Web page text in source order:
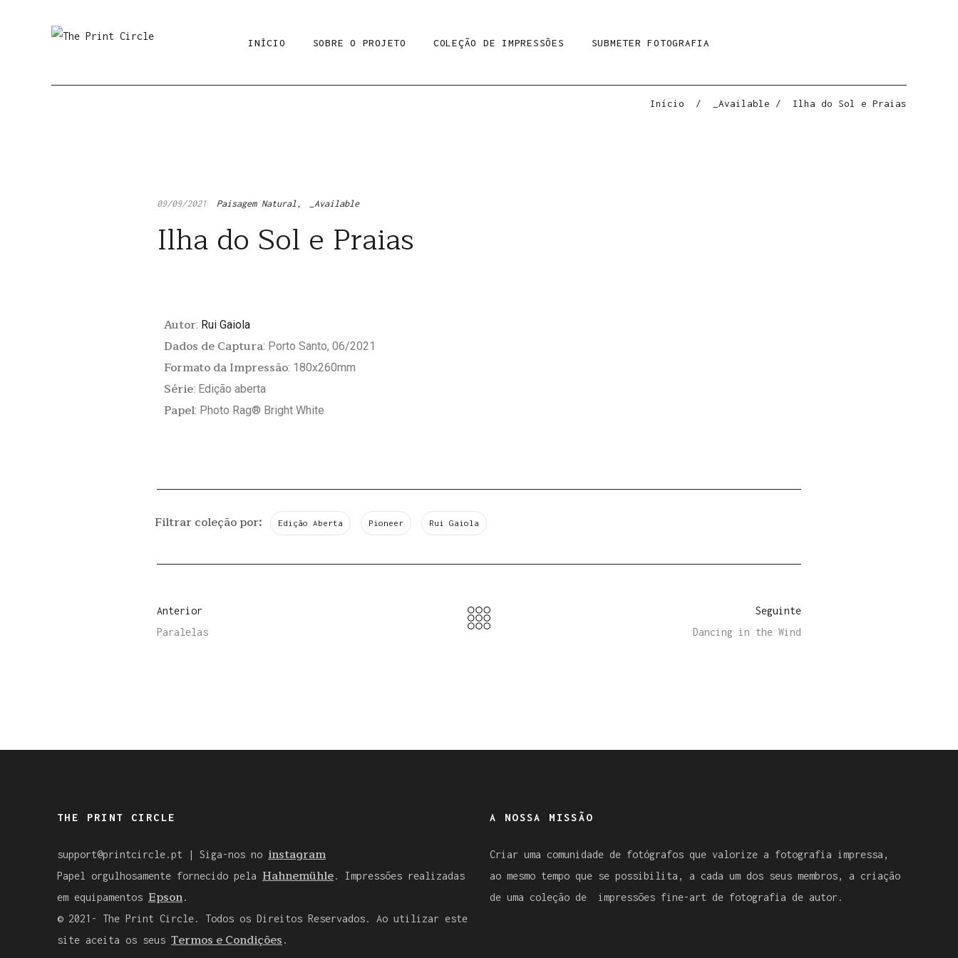
INÍCIO SOBRE O PROJETO COLEÇÃO DE IMPRESSÕES SUBMETER FOTOGRAFIA
Início / _Available / Ilha do Sol e Praias
09/09/2021 Paisagem Natural _Available
Ilha do Sol e Praias
Autor: Rui Gaiola
Dados de Captura: Porto Santo, 06/2021
Formato da Impressão: 180x260mm
Série: Edição aberta
Papel: Photo Rag® Bright White
Filtrar coleção por: Edição Aberta Pioneer Rui Gaiola
Anterior
Paralelas
Seguinte
Dancing in the Wind
THE PRINT CIRCLE
support@printcircle.pt | Siga-nos no instagram
Papel orgulhosamente fornecido pela Hahnemühle. Impressões realizadas
em equipamentos Epson.
© 2021- The Print Circle. Todos os Direitos Reservados. Ao utilizar este
site aceita os seus Termos e Condições.
A NOSSA MISSÃO
Criar uma comunidade de fotógrafos que valorize a fotografia impressa,
ao mesmo tempo que se possibilita, a cada um dos seus membros, a criação
de uma coleção de impressões fine-art de fotografia de autor.